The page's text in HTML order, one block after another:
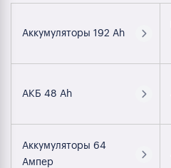
Аккумуляторы 192 Ah
АКБ 48 Ah
Аккумуляторы 64
Ампер